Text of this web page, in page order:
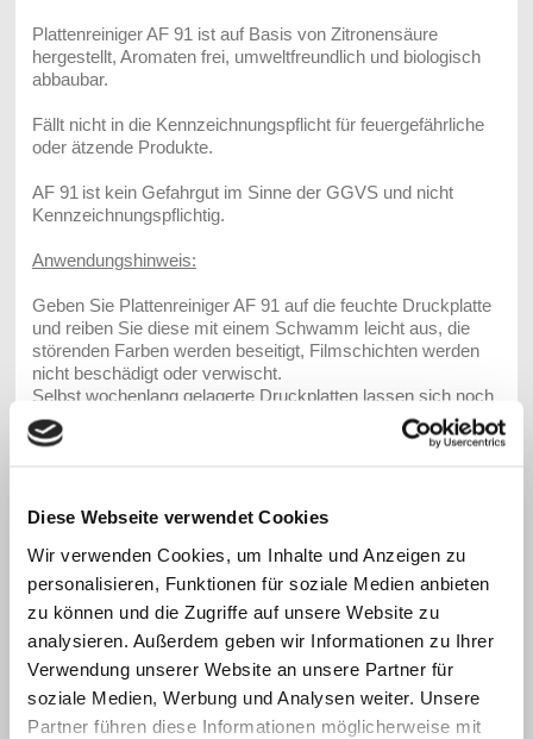
Diese Webseite verwendet Cookies
Wir verwenden Cookies, um Inhalte und Anzeigen zu
personalisieren, Funktionen für soziale Medien anbieten
zu können und die Zugriffe auf unsere Website zu
analysieren. Außerdem geben wir Informationen zu Ihrer
Verwendung unserer Website an unsere Partner für
soziale Medien, Werbung und Analysen weiter. Unsere
Partner führen diese Informationen möglicherweise mit
Plattenreiniger AF 91 ist auf Basis von Zitronensäure
hergestellt, Aromaten frei, umweltfreundlich und biologisch
abbaubar.
Fällt nicht in die Kennzeichnungspflicht für feuergefährliche
oder ätzende Produkte.
AF 91 ist kein Gefahrgut im Sinne der GGVS und nicht
Kennzeichnungspflichtig.
Anwendungshinweis:
Geben Sie Plattenreiniger AF 91 auf die feuchte Druckplatte
und reiben Sie diese mit einem Schwamm leicht aus, die
störenden Farben werden beseitigt, Filmschichten werden
nicht beschädigt oder verwischt.
Selbst wochenlang gelagerte Druckplatten lassen sich noch
problemlos für den Nachdruck aktivieren. In jedem Fall
anschließend mit Wasser neutralisieren.
Bitte Produkt im unverdünnten Zustand vorab an einer
PLATTENREINIGER AF 81
Plattenreiniger AF 81 ist zum